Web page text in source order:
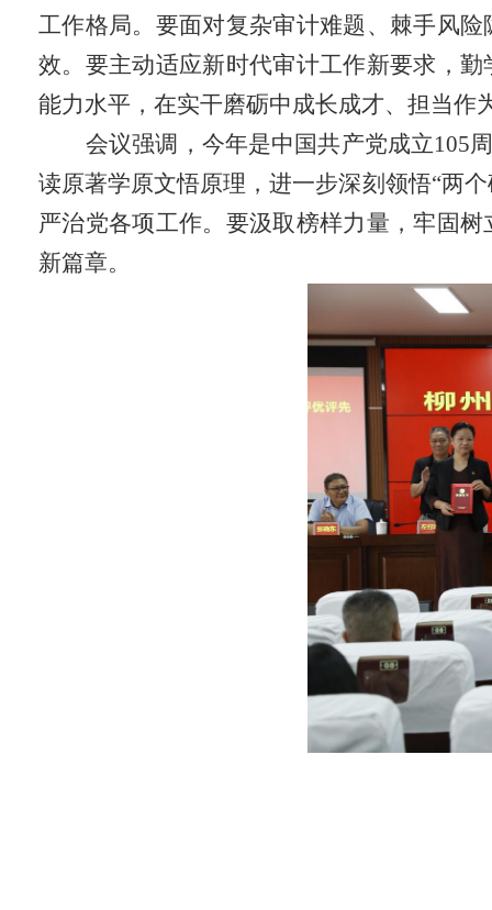
工作格局。要面对复杂审计难题、棘手风
效。要主动适应新时代审计工作新要求，
能力水平，在实干磨砺中成长成才、担当作
会议强调，今年是中国共产党成立105
读原著学原文悟原理，进一步深刻领悟“两
严治党各项工作。要汲取榜样力量，牢固
新篇章。